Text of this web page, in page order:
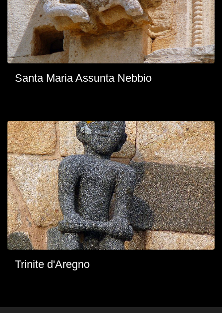
Santa Maria Assunta Nebbio
Trinite d'Aregno